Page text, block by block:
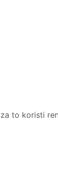
to koristi